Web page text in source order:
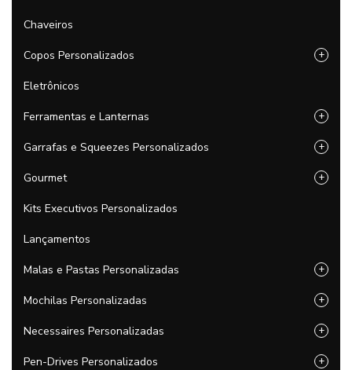
Chaveiros
Copos Personalizados +
Eletrônicos
Ferramentas e Lanternas +
Garrafas e Squeezes Personalizados +
Gourmet +
Kits Executivos Personalizados
Lançamentos
Malas e Pastas Personalizadas +
Mochilas Personalizadas +
Necessaires Personalizadas +
Pen-Drives Personalizados +